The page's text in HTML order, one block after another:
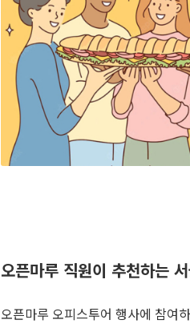
오픈마루 직원이 추천하는
오픈마루 오피스투어 행사에 참여